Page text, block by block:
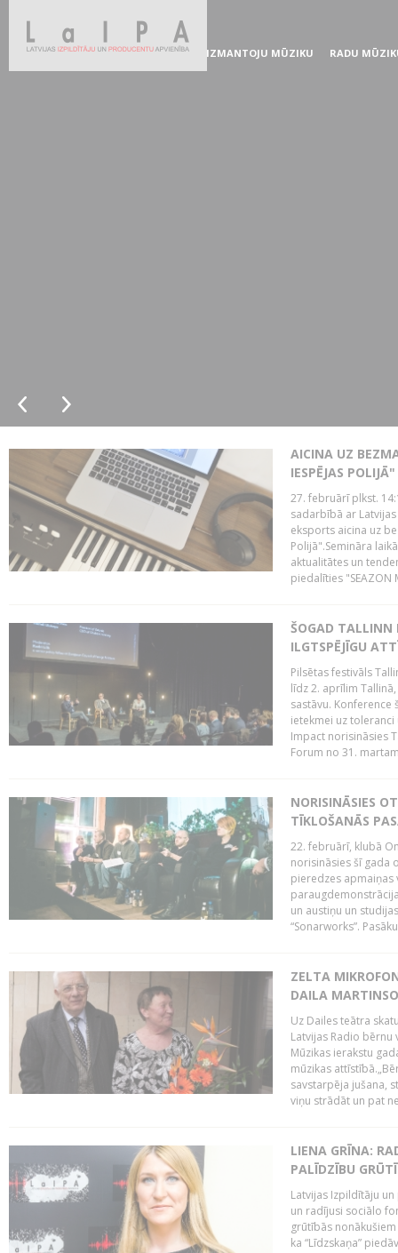
IZMANTOJU MŪZIKU RADU
AICINA UZ
IESPĒJAS POLIJĀ"
27. februārī plkst.
sadarbībā ar
eksports aicina uz
Polijā".Semināra
aktualitātes un
piedalīties "SEAZON
ŠOGAD TALLINN
ILGTSPĒJĪGU
Pilsētas festivāls
līdz 2. aprīlim
sastāvu.
ietekmei uz
Impact norisināsies
Forum no 31.
NORISINĀSIES
TĪKLOŠANĀS
22. februārī, klubā
norisināsies šī gada
pieredzes apmaiņas
un austiņu un
“Sonarworks”.
ZELTA
DAILA
Uz Dailes teātra
Latvijas Radio
Mūzikas ierakstu
mūzikas
savstarpēja jušana,
viņu strādāt un pat
LIENA GRĪNA:
PALĪDZĪBU
Latvijas Izpildītāju
un radījusi sociālo
grūtībās
ka “Līdzskaņa”